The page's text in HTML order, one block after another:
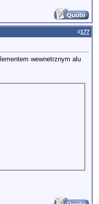
#177
wewnetrznym alu